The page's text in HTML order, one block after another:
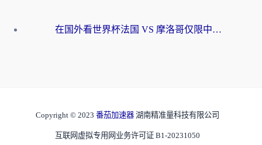
在国外看世界杯法国 VS 摩洛哥仅限中国大陆？海外党这样看中文解说赛事不卡顿
Copyright © 2023 番茄加速器 湖南精准量科技有限公司
互联网虚拟专用网业务许可证 B1-20231050